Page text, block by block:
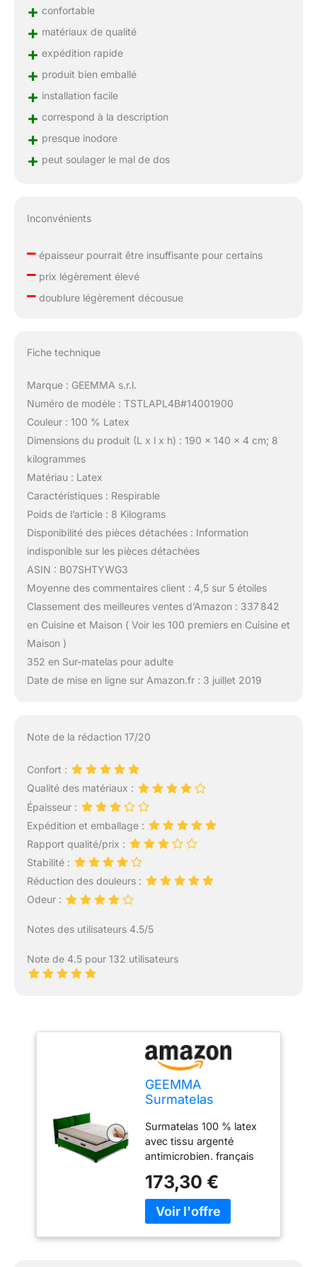
+ confortable
+ matériaux de qualité
+ expédition rapide
+ produit bien emballé
+ installation facile
+ correspond à la description
+ presque inodore
+ peut soulager le mal de dos
Inconvénients
–épaisseur pourrait être insuffisante pour certains
–prix légèrement élevé
–doublure légèrement décousue
Fiche technique
Marque : GEEMMA s.r.l.
Numéro de modèle : TSTLAPL4B#14001900
Couleur : 100 % Latex
Dimensions du produit (L x l x h) : 190 x 140 x 4 cm; 8
kilogrammes
Matériau : Latex
Caractéristiques : Respirable
Poids de l’article : 8 Kilograms
Disponibilité des pièces détachées : Information
indisponible sur les pièces détachées
ASIN : B07SHTYWG3
Moyenne des commentaires client : 4,5 sur 5 étoiles
Classement des meilleures ventes d’Amazon : 337 842
en Cuisine et Maison ( Voir les 100 premiers en Cuisine et
Maison )
352 en Sur-matelas pour adulte
Date de mise en ligne sur Amazon.fr : 3 juillet 2019
Note de la rédaction 17/20
Confort :
Qualité des matériaux :
Épaisseur :
Expédition et emballage :
Rapport qualité/prix :
Stabilité :
Réduction des douleurs :
Odeur :
Notes des utilisateurs 4.5/5
Note de 4.5 pour 132 utilisateurs
GEEMMA
Surmatelas
Latex 5 cm
antimicrobien tissu
anti-odeurs
déhoussable 4
côtés fil argent
électrostatique
simple ou sur
mesure 140x190 cm
Surmatelas 100 % latex
avec tissu argenté
antimicrobien. français
Hypoallergénique, anti-
acariens et anti-odeurs,
le fil d'argent offre une
173,30 €